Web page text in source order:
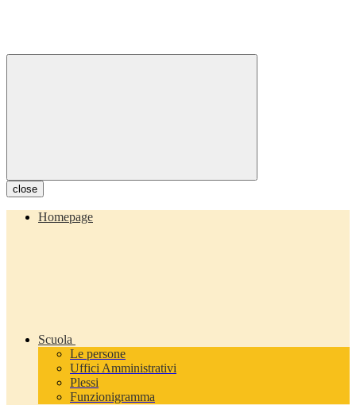
close
Homepage
Scuola
Le persone
Uffici Amministrativi
Plessi
Funzionigramma